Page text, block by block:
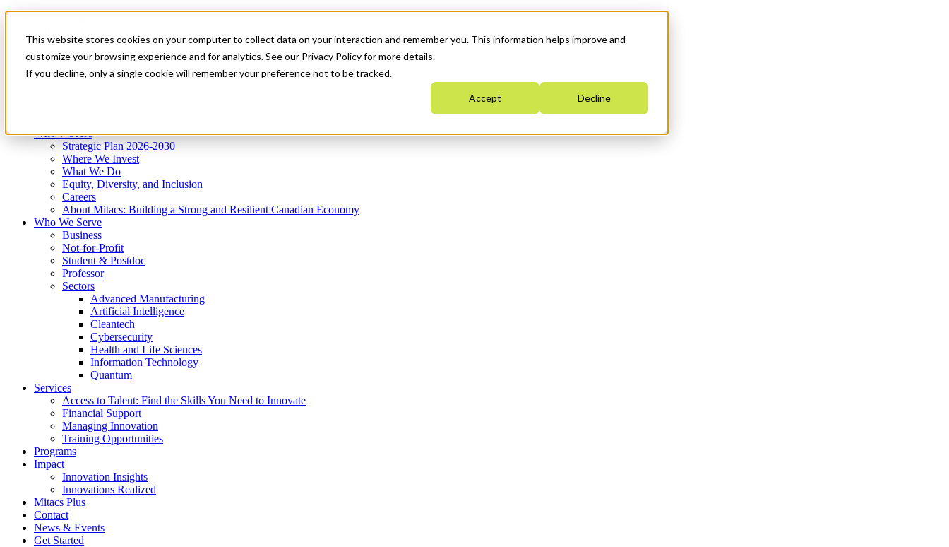
This website stores cookies on your computer to collect data on your interaction and remember you. This information helps improve and
customize your browsing experience and for analytics. See our Privacy Policy for more details.
If you decline, only a single cookie will remember your preference not to be tracked.
Accept Decline
News & Events
Get Started
Menu
Who We Are
Strategic Plan 2026-2030
Where We Invest
What We Do
Equity, Diversity, and Inclusion
Careers
About Mitacs: Building a Strong and Resilient Canadian Economy
Who We Serve
Business
Not-for-Profit
Student & Postdoc
Professor
Sectors
Advanced Manufacturing
Artificial Intelligence
Cleantech
Cybersecurity
Health and Life Sciences
Information Technology
Quantum
Services
Access to Talent: Find the Skills You Need to Innovate
Financial Support
Managing Innovation
Training Opportunities
Programs
Impact
Innovation Insights
Innovations Realized
Mitacs Plus
Contact
News & Events
Get Started